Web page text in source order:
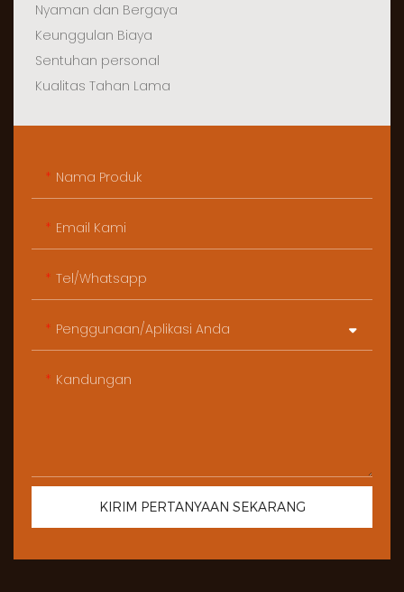
Nyaman dan Bergaya
Keunggulan Biaya
Sentuhan personal
Kualitas Tahan Lama
Nama Produk
Email Kami
Tel/whatsapp
Penggunaan/Aplikasi Anda
Kandungan
KIRIM PERTANYAAN SEKARANG